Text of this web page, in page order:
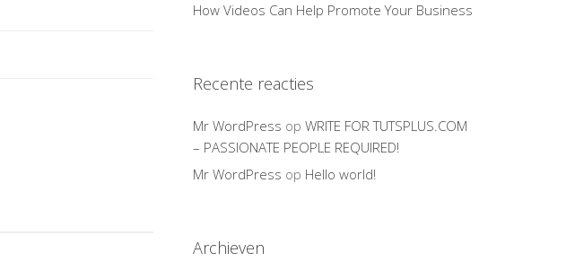
How Videos Can Help Promote Your Business
Recente reacties
Mr WordPress opWRITE FOR TUTSPLUS.COM
– PASSIONATE PEOPLE REQUIRED!
Mr WordPress op Hello world!
Archieven